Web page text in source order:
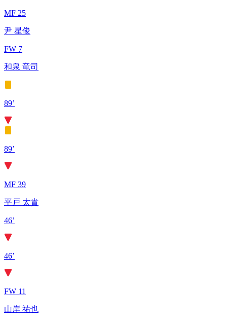
MF 25
尹 星俊
FW 7
和泉 竜司
89’
89’
MF 39
平戸 太貴
46’
46’
FW 11
山岸 祐也